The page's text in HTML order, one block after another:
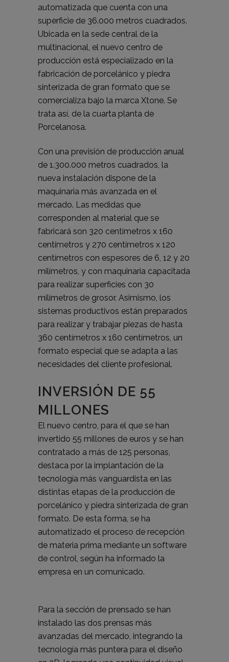
automatizada que cuenta con una
superficie de 36.000 metros cuadrados.
Ubicada en la sede central de la
multinacional, el nuevo centro de
producción está especializado en la
fabricación de porcelánico y piedra
sinterizada de gran formato que se
comercializa bajo la marca Xtone. Se
trata así, de la cuarta planta de
Porcelanosa.
Con una previsión de producción anual
de 1.300.000 metros cuadrados, la
nueva instalación dispone de la
maquinaria más avanzada en el
mercado. Las medidas que
corresponden al material que se
fabricará son 320 centímetros x 160
centímetros y 270 centímetros x 120
centímetros con espesores de 6, 12 y 20
milímetros, y con maquinaria capacitada
para realizar superficies con 30
milímetros de grosor. Asimismo, los
sistemas productivos están preparados
para realizar y trabajar piezas de hasta
360 centímetros x 160 centímetros, un
formato especial que se adapta a las
necesidades del cliente profesional.
INVERSIÓN DE 55
MILLONES
El nuevo centro, para el que se han
invertido 55 millones de euros y se han
contratado a más de 125 personas,
destaca por la implantación de la
tecnología más vanguardista en las
distintas etapas de la producción de
porcelánico y piedra sinterizada de gran
formato. De esta forma, se ha
automatizado el proceso de recepción
de materia prima mediante un software
de control, según ha informado la
empresa en un comunicado.
Para la sección de prensado se han
instalado las dos prensas más
avanzadas del mercado, integrando la
tecnología más puntera para el diseño